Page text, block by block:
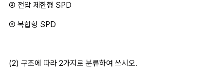
② 전압 제한형 SPD
③ 복합형 SPD
(2) 구조에 따라 2가지로 분류하여 쓰시오.